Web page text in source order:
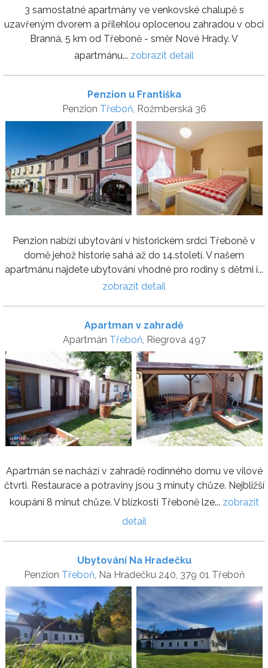
3 samostatné apartmány ve venkovské chalupě s
uzavřeným dvorem a přilehlou oplocenou zahradou v obci
Branná, 5 km od Třeboně - směr Nové Hrady. V
apartmánu... zobrazit detail
Penzion u Františka
Penzion Třeboň, Rožmberská 36
Penzion nabízí ubytování v historickém srdci Třeboně v
domě jehož historie sahá až do 14.století. V našem
apartmánu najdete ubytování vhodné pro rodiny s dětmi i...
zobrazit detail
Apartman v zahradě
Apartmán Třeboň, Riegrova 497
Apartmán se nachází v zahradě rodinného domu ve vilové
čtvrti. Restaurace a potraviny jsou 3 minuty chůze. Nejbližší
koupání 8 minut chůze. V blízkosti Třeboně lze... zobrazit
detail
Ubytování Na Hradečku
Penzion Třeboň, Na Hradečku 240, 379 01 Třeboň